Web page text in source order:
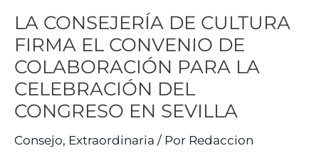
LA CONSEJERÍA DE CULTURA
FIRMA EL CONVENIO DE
COLABORACIÓN PARA LA
CELEBRACIÓN DEL
CONGRESO EN SEVILLA
Consejo, Extraordinaria / Por Redaccion
DEL
CONGRESO
EN
SEVILLA